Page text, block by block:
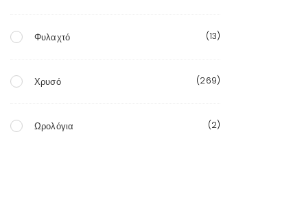
Φυλαχτό (13)
Χρυσό (269)
Ωρολόγια (2)